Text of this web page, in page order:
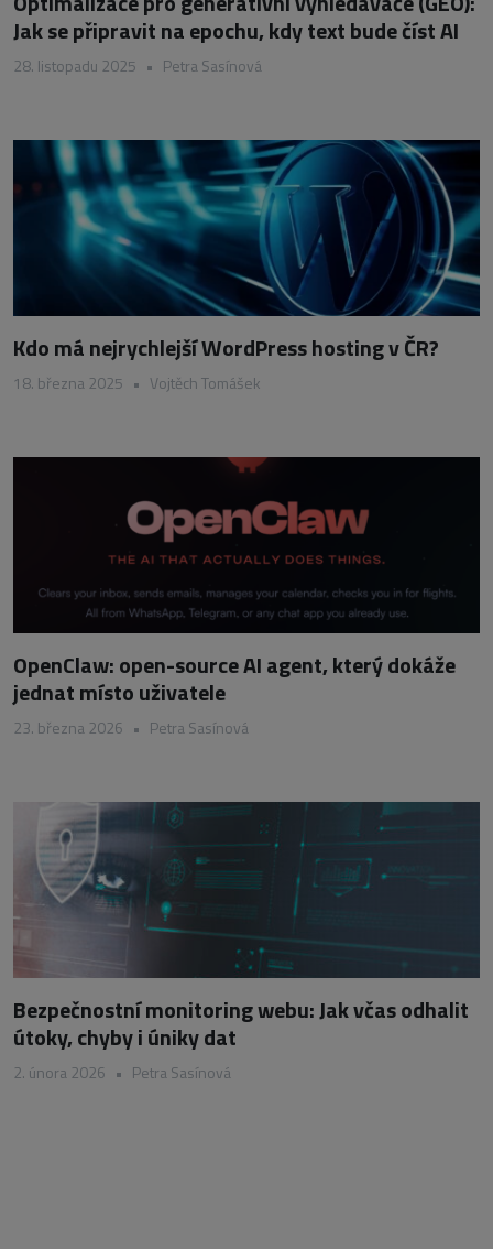
Jak se připravit na epochu, kdy text bude číst AI
28. listopadu 2025 • Petra Sasínová
Kdo má nejrychlejší WordPress hosting v ČR?
18. března 2025 • Vojtěch Tomášek
OpenClaw: open-source AI agent, který dokáže
jednat místo uživatele
23. března 2026 • Petra Sasínová
Bezpečnostní monitoring webu: Jak včas odhalit
útoky, chyby i úniky dat
2. února 2026 • Petra Sasínová